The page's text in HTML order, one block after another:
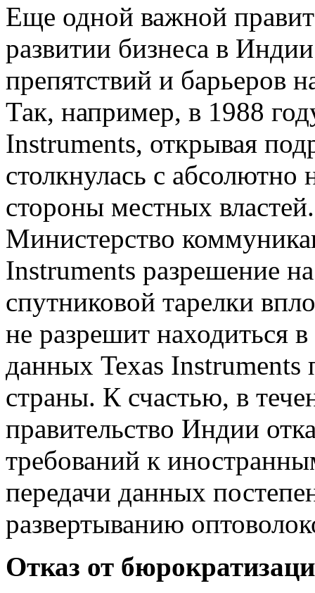
Еще одной важной
развитии бизнеса в
препятствий и барьеров
Так, например, в 1988
Instruments, открывая
столкнулась с
стороны местных
Министерство
Instruments разрешение
спутниковой тарелки
не разрешит находиться
данных Texas Instruments
страны. К счастью, в
правительство Индии
требований к
передачи данных
развертыванию
Отказ от